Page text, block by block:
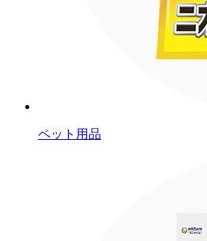
ペット用品